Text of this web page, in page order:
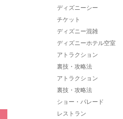
ディズニーシー
チケット
ディズニー混雑
ディズニーホテル空室
アトラクション
裏技・攻略法
アトラクション
裏技・攻略法
ショー・パレード
レストラン